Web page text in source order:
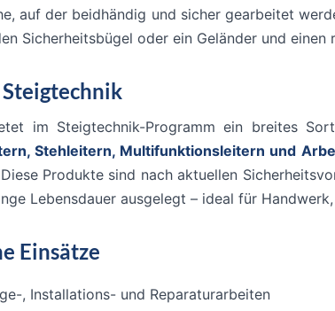
auf der beidhändig und sicher gearbeitet
Sicherheitsbügel oder ein Geländer und
im Steigtechnik-Programm ein breites
Stehleitern, Multifunktionsleitern und
Produkte sind nach aktuellen
Lebensdauer ausgelegt – ideal für
Einsätze
, Installations- und Reparaturarbeiten